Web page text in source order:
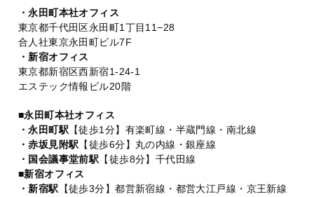
・永田町本社オフィス
東京都千代田区永田町1丁目11−28
合人社東京永田町ビル7F
・新宿オフィス
東京都新宿区西新宿1-24-1
エステック情報ビル20階
■永田町本社オフィス
・永田町駅 【徒歩1分】有楽町線・半蔵門線・南北線
・赤坂見附駅 【徒歩6分】丸の内線・銀座線
・国会議事堂前駅 【徒歩8分】千代田線
■新宿オフィス
・新宿駅 【徒歩3分】都営新宿線・都営大江戸線・京王新線